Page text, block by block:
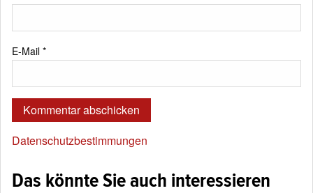
E-Mail *
Datenschutzbestimmungen
Das könnte Sie auch interessieren